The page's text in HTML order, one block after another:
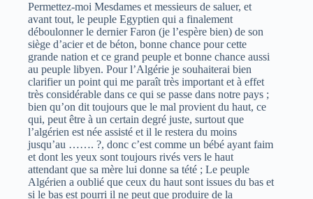
Permettez-moi Mesdames et messieurs de saluer, et
avant tout, le peuple Egyptien qui a finalement
déboulonner le dernier Faron (je l’espère bien) de son
siège d’acier et de béton, bonne chance pour cette
grande nation et ce grand peuple et bonne chance aussi
au peuple libyen. Pour l’Algérie je souhaiterai bien
clarifier un point qui me paraît très important et à effet
très considérable dans ce qui se passe dans notre pays ;
bien qu’on dit toujours que le mal provient du haut, ce
qui, peut être à un certain degré juste, surtout que
l’algérien est née assisté et il le restera du moins
jusqu’au ……. ?, donc c’est comme un bébé ayant faim
et dont les yeux sont toujours rivés vers le haut
attendant que sa mère lui donne sa tété ; Le peuple
Algérien a oublié que ceux du haut sont issues du bas et
si le bas est pourri il ne peut que produire de la